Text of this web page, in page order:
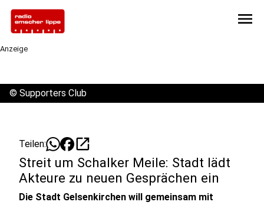
menu
Anzeige
© Supporters Club
Teilen: open_in_new
Streit um Schalker Meile: Stadt lädt
Akteure zu neuen Gesprächen ein
Die Stadt Gelsenkirchen will gemeinsam mit